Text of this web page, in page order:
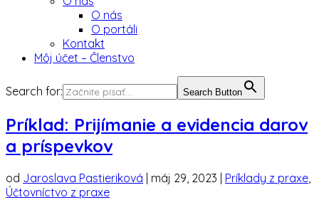
O nás
O portáli
Kontakt
Môj účet – Členstvo
Search for: Search Button
Príklad: Prijímanie a evidencia darov
a príspevkov
od Jaroslava Pastieriková | máj 29, 2023 | Príklady z praxe
Účtovníctvo z praxe